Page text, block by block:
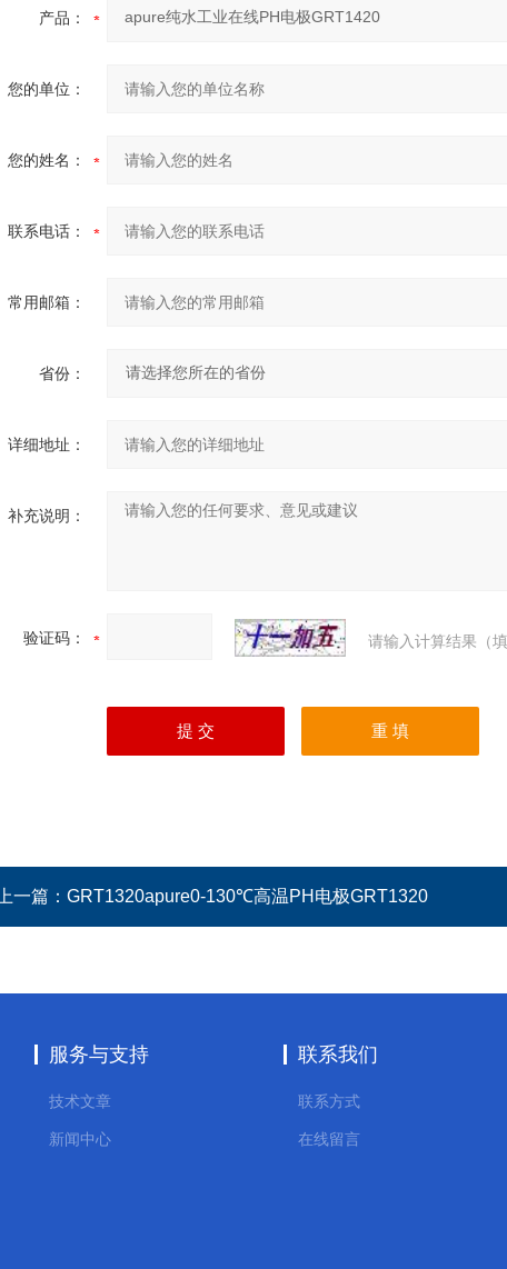
产品：
您的单位：
您的姓名：
联系电话：
常用邮箱：
省份：
详细地址：
补充说明：
验证码： 请输入计算结果（
上一篇： GRT1320apure0-130℃高温PH电极GRT1320
服务与支持
技术文章
新闻中心
联系我们
联系方式
在线留言